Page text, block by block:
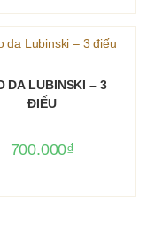
này
có
nhiều
Các
thể
DA LUBINSKI – 3
ĐIẾU
700.000₫